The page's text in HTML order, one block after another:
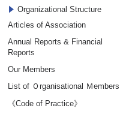
Organizational Structure
Articles of Association
Annual Reports & Financial
Reports
Our Members
List of Ｏrganisational Ｍembers
《Code of Practice》